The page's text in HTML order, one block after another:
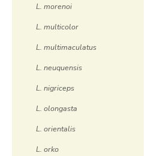
L. morenoi
L. multicolor
L. multimaculatus
L. neuquensis
L. nigriceps
L. olongasta
L. orientalis
L. orko